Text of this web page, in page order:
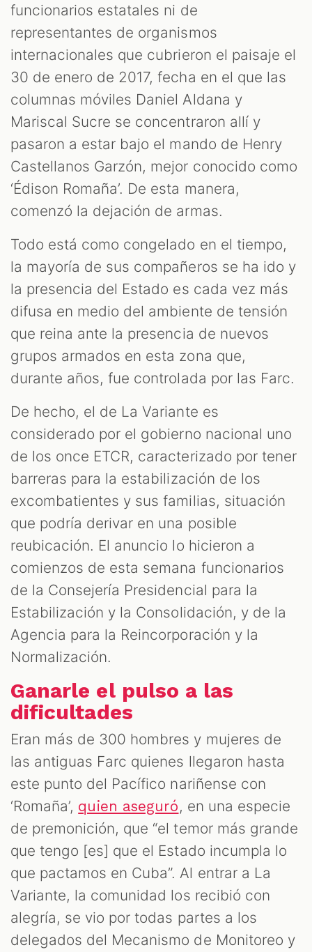
funcionarios estatales ni de
representantes de organismos
internacionales que cubrieron el paisaje el
30 de enero de 2017, fecha en el que las
columnas móviles Daniel Aldana y
Mariscal Sucre se concentraron allí y
pasaron a estar bajo el mando de Henry
Castellanos Garzón, mejor conocido como
‘Édison Romaña’. De esta manera,
comenzó la dejación de armas.
Todo está como congelado en el tiempo,
la mayoría de sus compañeros se ha ido y
la presencia del Estado es cada vez más
difusa en medio del ambiente de tensión
que reina ante la presencia de nuevos
grupos armados en esta zona que,
durante años, fue controlada por las Farc.
De hecho, el de La Variante es
considerado por el gobierno nacional uno
de los once ETCR, caracterizado por tener
barreras para la estabilización de los
excombatientes y sus familias, situación
que podría derivar en una posible
reubicación. El anuncio lo hicieron a
comienzos de esta semana funcionarios
de la Consejería Presidencial para la
Estabilización y la Consolidación, y de la
Agencia para la Reincorporación y la
Normalización.
Ganarle el pulso a las
dificultades
Eran más de 300 hombres y mujeres de
las antiguas Farc quienes llegaron hasta
este punto del Pacífico nariñense con
‘Romaña’, quien aseguró, en una especie
de premonición, que “el temor más grande
que tengo [es] que el Estado incumpla lo
que pactamos en Cuba”. Al entrar a La
Variante, la comunidad los recibió con
alegría, se vio por todas partes a los
delegados del Mecanismo de Monitoreo y